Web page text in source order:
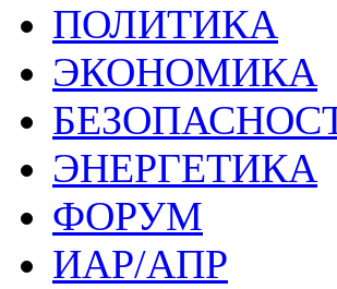
ПОЛИТИКА
ЭКОНОМИКА
ЭНЕРГЕТИКА
ФОРУМ
ИАР/АПР